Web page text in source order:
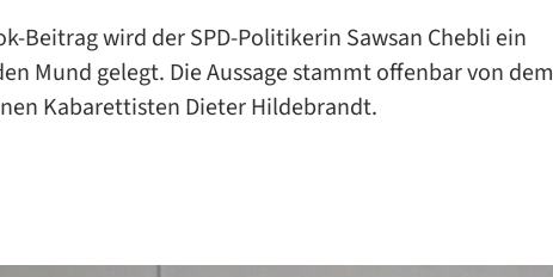
Beitrag wird der SPD-Politikerin Sawsan Chebli ein
Mund gelegt. Die Aussage stammt offenbar von dem
Kabarettisten Dieter Hildebrandt.